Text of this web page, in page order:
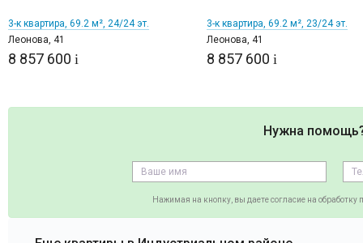
3-к квартира, 69.2 м², 24/24 эт.
Леонова, 41
8 857 600 i
3-к квартира, 69.2 м², 23/24 эт.
Леонова, 41
8 857 600 i
Нужна
Нажимая на кнопку, вы даете согласие на